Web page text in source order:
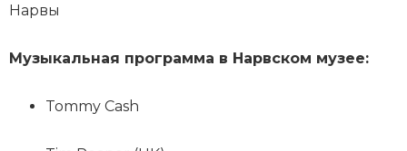
Нарвы
Музыкальная программа в Нарвском музее:
Tommy Cash